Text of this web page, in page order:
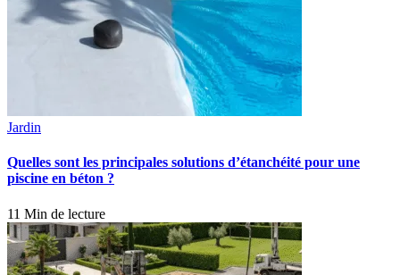
Jardin
Quelles sont les principales solutions d’étanchéité pour une
piscine en béton ?
11 Min de lecture